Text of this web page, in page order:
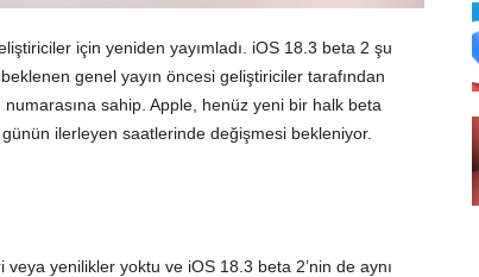
için yeniden yayımladı. iOS 18.3 beta 2 şu
genel yayın öncesi geliştiriciler tarafından
sahip. Apple, henüz yeni bir halk beta
ilerleyen saatlerinde değişmesi bekleniyor.
yenilikler yoktu ve iOS 18.3 beta 2’nin de aynı